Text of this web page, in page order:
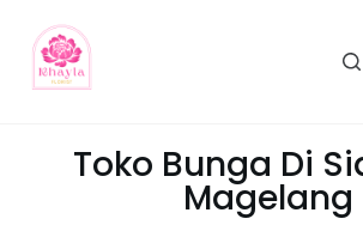
Toko Bunga Di
Magelang